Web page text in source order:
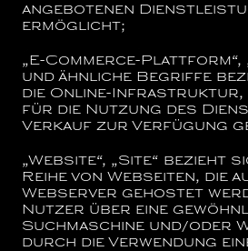
angebotenen
ermöglicht;
„E-Commerce-
und ähnliche Begriffe
die Online-Infrastruktur,
für die Nutzung des
Verkauf zur Verfügung
„Website“, „Site“ bezieht
Reihe von Webseiten, die
Webserver gehostet
Nutzer über eine
Suchmaschine und/oder
durch die Verwendung